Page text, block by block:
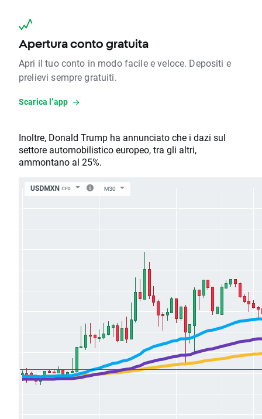
Apertura conto gratuita
Apri il tuo conto in modo facile e veloce. Depositi e
prelievi sempre gratuiti.
Scarica l’app
Inoltre, Donald Trump ha annunciato che i dazi sul
settore automobilistico europeo, tra gli altri,
ammontano al 25%.